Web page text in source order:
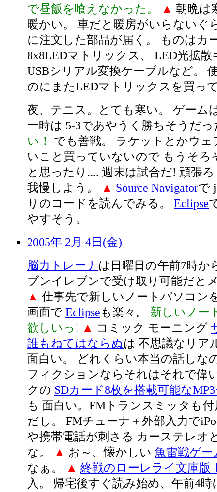
で昼飯を喰えなかった。
▲ 朝晩は
暖かい。 車だと暖房がいらないぐ
に注文した部品が届く。 ものはカ
8x8LEDマトリックス、 LED光拡散
USBシリアル変換ケーブルなど。
のにまたLEDマトリックスを買っ
夜、テニス。とても寒い。 ゲーム
一時は 5-3であやうく勝ちそうだ
い！
でも善戦。 ラケットとかウェ
いこと買っていないので もうそろ
と思ったり.... 週末は試合だ! 頑張
我慢しよう。
▲ Source Navigatorで
りのコードを読んでみる。 Eclipse
やすそう。
2005年 2月 4日(金)
脳力トレーナは日曜日の午前7時か
ブンイレブンで受け取り可能だと
▲ 仕事先で新しいノートパソコン
画面で Eclipseも楽々。 新しいノー
欲しいっ! ▲ コミック モーニング
誰もねてはならぬは 不思議なリア
面白い。 どれくらい本当の話しな
フィクションならそれはそれで偉
クの SDカード8枚を搭載可能な
も 面白い。FMトランスミッタも
だし。 FMチューナ＋外部入力で
や携帯電話が刺さる カーステレオ
な。
▲ お～、懐かしい 魚雷戦ゲー
なぁ。
▲ 終戦のローレライ文庫
入。 帰宅後すぐ読み始め、午前4時